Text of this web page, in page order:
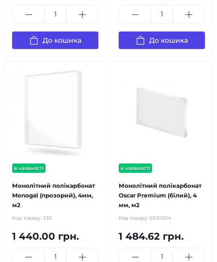
До кошика До кошика
в наявності
Монолітний полікарбонат
Monogal (прозорий), 4мм,
м2
Код товару: 335
1 440.00 грн.
в наявності
Монолітний полікарбонат
Oscar Premium (білий), 4
мм, м2
Код товару: 6330304
1 484.62 грн.